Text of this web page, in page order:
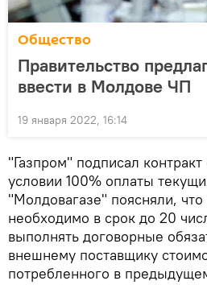
Общество
Правительство
ввести в Молдове ЧП
19 января 2022, 16:14
"Газпром" подписал
условии 100% оплаты
"Молдовагазе" поясняли,
необходимо в срок до 20
выполнять договорные
внешнему поставщику
потребленного в